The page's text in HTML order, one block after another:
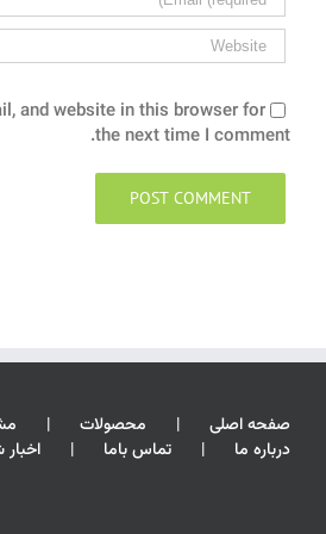
and website in this browser for
the next time I comment.
صفحه اصلی محصولات
درباره ما
تماس باما